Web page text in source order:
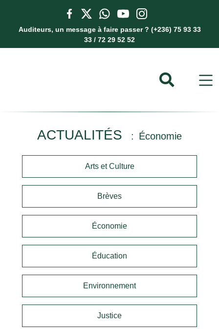
Auditeurs, un message à faire passer ? (+236) 75 93 33
33 / 72 29 52 52
ACTUALITÉS Économie
Arts et Culture
Brèves
Économie
Éducation
Environnement
Justice